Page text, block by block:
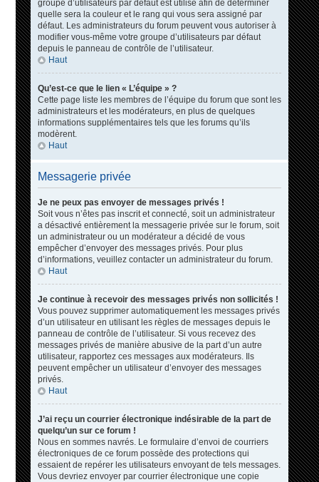
groupe d’utilisateurs par défaut est utilisé afin de déterminer
quelle sera la couleur et le rang qui vous sera assigné par
défaut. Les administrateurs du forum peuvent vous autoriser à
modifier vous-même votre groupe d’utilisateurs par défaut
depuis le panneau de contrôle de l’utilisateur.
Haut
Qu’est-ce que le lien « L’équipe » ?
Cette page liste les membres de l’équipe du forum que sont les
administrateurs et les modérateurs, en plus de quelques
informations supplémentaires tels que les forums qu’ils
modèrent.
Haut
Messagerie privée
Je ne peux pas envoyer de messages privés !
Soit vous n’êtes pas inscrit et connecté, soit un administrateur
a désactivé entièrement la messagerie privée sur le forum, soit
un administrateur ou un modérateur a décidé de vous
empêcher d’envoyer des messages privés. Pour plus
d’informations, veuillez contacter un administrateur du forum.
Haut
Je continue à recevoir des messages privés non sollicités !
Vous pouvez supprimer automatiquement les messages privés
d’un utilisateur en utilisant les règles de messages depuis le
panneau de contrôle de l’utilisateur. Si vous recevez des
messages privés de manière abusive de la part d’un autre
utilisateur, rapportez ces messages aux modérateurs. Ils
peuvent empêcher un utilisateur d’envoyer des messages
privés.
Haut
J’ai reçu un courrier électronique indésirable de la part de
quelqu’un sur ce forum !
Nous en sommes navrés. Le formulaire d’envoi de courriers
électroniques de ce forum possède des protections qui
essaient de repérer les utilisateurs envoyant de tels messages.
Vous devriez envoyer par courrier électronique une copie